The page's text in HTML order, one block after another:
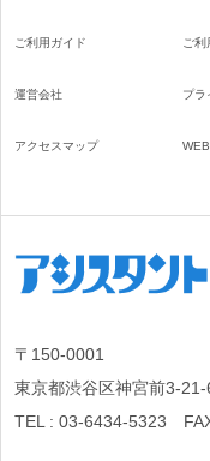
ご利用ガイド
運営会社
アクセスマップ
ご利
プラ
〒150-0001
東京都渋谷区神宮前3-
TEL : 03-6434-5323